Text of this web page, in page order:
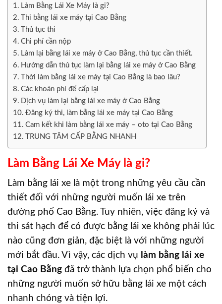
Làm Bằng Lái Xe Máy là gi?
Thi bằng lái xe máy tại Cao Bằng
Thủ tục thi
Chi phí cần nộp
Làm lại bằng lái xe máy ở Cao Bằng, thủ tục cần thiết.
Hướng dẫn thủ tục làm lại bằng lái xe máy ở Cao Bằng
Thời làm bằng lái xe máy tại Cao Bằng là bao lâu?
Các khoản phí để cấp lại
Dịch vụ làm lại bằng lái xe máy ở Cao Bằng
Đăng ký thi, làm bằng lái xe máy tại Cao Bằng
Cam kết khi làm bằng lái xe máy – oto tại Cao Bằng
TRUNG TÂM CẤP BẰNG NHANH
Làm Bằng Lái Xe Máy là gi?
Làm bằng lái xe là một trong những yêu cầu cần
thiết đối với những người muốn lái xe trên
đường phố Cao Bằng. Tuy nhiên, việc đăng ký và
thi sát hạch để có được bằng lái xe không phải lúc
nào cũng đơn giản, đặc biệt là với những người
mới bắt đầu. Vì vậy, các dịch vụ làm bằng lái xe
tại Cao Bằng đã trở thành lựa chọn phổ biến cho
những người muốn sở hữu bằng lái xe một cách
nhanh chóng và tiện lợi.